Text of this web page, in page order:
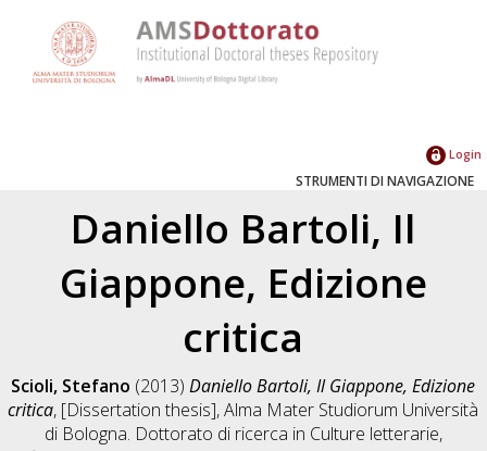
Login
STRUMENTI DI NAVIGAZIONE
Daniello Bartoli, Il
Giappone, Edizione
critica
Scioli, Stefano (2013)Daniello Bartoli, Il Giappone, Edizione
critica, [Dissertation thesis], Alma Mater Studiorum Università
di Bologna. Dottorato di ricerca in Culture letterarie,